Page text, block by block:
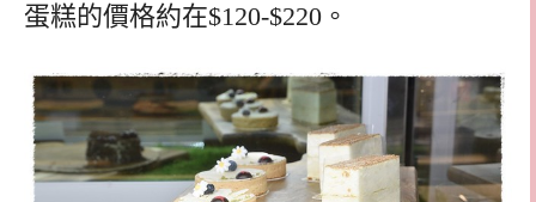
蛋糕的價格約在$120-$220。